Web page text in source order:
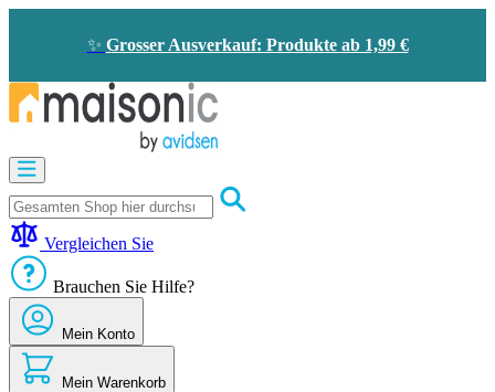
✨ Grosser Ausverkauf: Produkte ab 1,99 €
Bildtelefon
und
Türklingel
-
Energieeinsparung
Sicherheit
Komfort
im
Haus
Vergleichen Sie
Brauchen Sie Hilfe?
Mein Konto
Mein Warenkorb